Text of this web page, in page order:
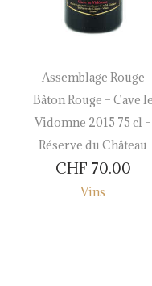
Assemblage Rouge
Bâton Rouge – Cave le
Vidomne 2015 75 cl –
Réserve du Château
CHF 70.00
Vins